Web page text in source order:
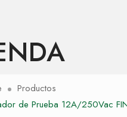
Productos
de Prueba 12A/250Vac